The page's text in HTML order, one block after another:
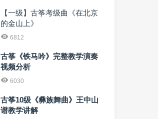
【一级】古筝考级曲《在北京
的金山上》
6812
古筝《铁马吟》完整教学演奏
视频分析
6030
古筝10级《彝族舞曲》王中山
谱教学讲解